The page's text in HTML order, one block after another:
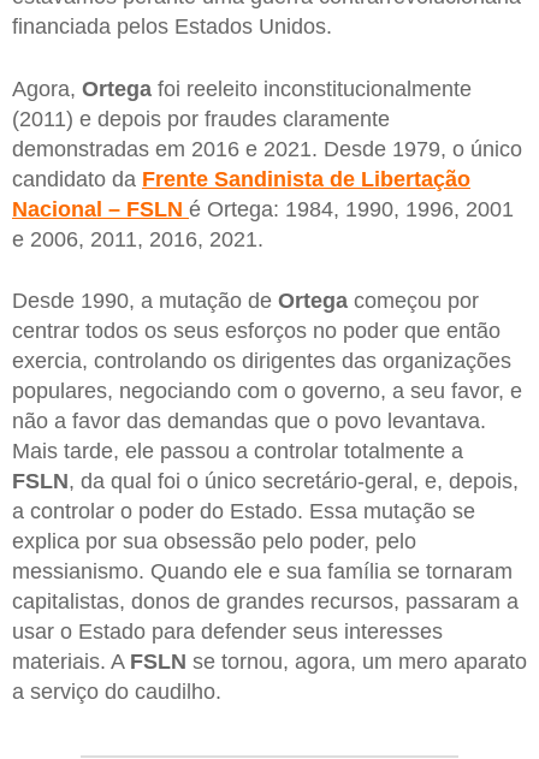
financiada pelos Estados Unidos.
Agora, Ortega foi reeleito inconstitucionalmente
(2011) e depois por fraudes claramente
demonstradas em 2016 e 2021. Desde 1979, o único
candidato da Frente Sandinista de Libertação
Nacional – FSLN é Ortega: 1984, 1990, 1996, 2001
e 2006, 2011, 2016, 2021.
Desde 1990, a mutação de Ortega começou por
centrar todos os seus esforços no poder que então
exercia, controlando os dirigentes das organizações
populares, negociando com o governo, a seu favor, e
não a favor das demandas que o povo levantava.
Mais tarde, ele passou a controlar totalmente a
FSLN, da qual foi o único secretário-geral, e, depois,
a controlar o poder do Estado. Essa mutação se
explica por sua obsessão pelo poder, pelo
messianismo. Quando ele e sua família se tornaram
capitalistas, donos de grandes recursos, passaram a
usar o Estado para defender seus interesses
materiais. A FSLN se tornou, agora, um mero aparato
a serviço do caudilho.